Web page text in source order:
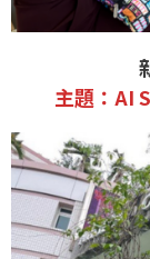
主題：AI